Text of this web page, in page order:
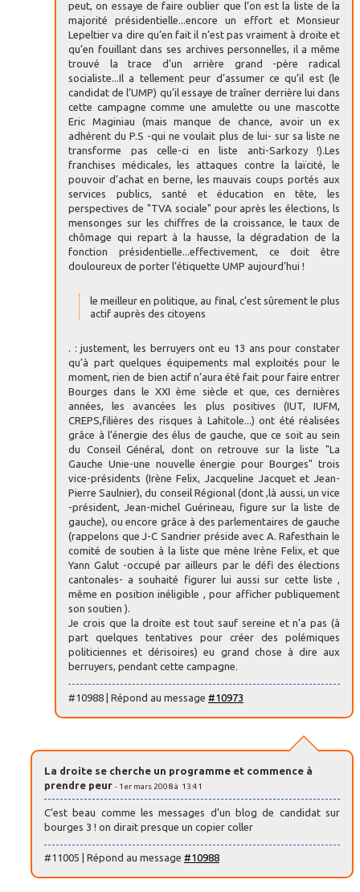
peut, on essaye de faire oublier que l’on est la liste de la
majorité présidentielle...encore un effort et Monsieur
Lepeltier va dire qu’en fait il n’est pas vraiment à droite et
qu’en fouillant dans ses archives personnelles, il a même
trouvé la trace d’un arrière grand -père radical
socialiste...Il a tellement peur d’assumer ce qu’il est (le
candidat de l’UMP) qu’il essaye de traîner derrière lui dans
cette campagne comme une amulette ou une mascotte
Eric Maginiau (mais manque de chance, avoir un ex
adhérent du P.S -qui ne voulait plus de lui- sur sa liste ne
transforme pas celle-ci en liste anti-Sarkozy !).Les
franchises médicales, les attaques contre la laïcité, le
pouvoir d’achat en berne, les mauvais coups portés aux
services publics, santé et éducation en tête, les
perspectives de "TVA sociale" pour après les élections, ls
mensonges sur les chiffres de la croissance, le taux de
chômage qui repart à la hausse, la dégradation de la
fonction présidentielle...effectivement, ce doit être
douloureux de porter l’étiquette UMP aujourd’hui !
le meilleur en politique, au final, c’est sûrement le plus
actif auprès des citoyens
. : justement, les berruyers ont eu 13 ans pour constater
qu’à part quelques équipements mal exploités pour le
moment, rien de bien actif n’aura été fait pour faire entrer
Bourges dans le XXI ème siècle et que, ces dernières
années, les avancées les plus positives (IUT, IUFM,
CREPS,filières des risques à Lahitole...) ont été réalisées
grâce à l’énergie des élus de gauche, que ce soit au sein
du Conseil Général, dont on retrouve sur la liste "La
Gauche Unie-une nouvelle énergie pour Bourges" trois
vice-présidents (Irène Felix, Jacqueline Jacquet et Jean-
Pierre Saulnier), du conseil Régional (dont ,là aussi, un vice
-président, Jean-michel Guérineau, figure sur la liste de
gauche), ou encore grâce à des parlementaires de gauche
(rappelons que J-C Sandrier préside avec A. Rafesthain le
comité de soutien à la liste que mène Irène Felix, et que
Yann Galut -occupé par ailleurs par le défi des élections
cantonales- a souhaité figurer lui aussi sur cette liste ,
même en position inéligible , pour afficher publiquement
son soutien ).
Je crois que la droite est tout sauf sereine et n’a pas (à
part quelques tentatives pour créer des polémiques
politiciennes et dérisoires) eu grand chose à dire aux
berruyers, pendant cette campagne.
#10988 | Répond au message #10973
La droite se cherche un programme et commence à
prendre peur - 1er mars 2008 à 13:41
C’est beau comme les messages d’un blog de candidat sur
bourges 3 ! on dirait presque un copier coller
#11005 | Répond au message #10988